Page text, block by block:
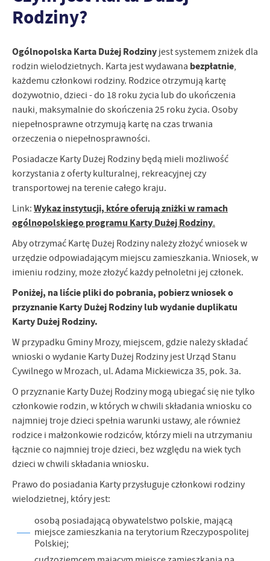
Rodziny?
Ogólnopolska Karta Dużej Rodziny jest systemem zniżek dla
rodzin wielodzietnych. Karta jest wydawana bezpłatnie,
każdemu członkowi rodziny. Rodzice otrzymują kartę
dożywotnio, dzieci - do 18 roku życia lub do ukończenia
nauki, maksymalnie do skończenia 25 roku życia. Osoby
niepełnosprawne otrzymują kartę na czas trwania
orzeczenia o niepełnosprawności.
Posiadacze Karty Dużej Rodziny będą mieli możliwość
korzystania z oferty kulturalnej, rekreacyjnej czy
transportowej na terenie całego kraju.
Link: Wykaz instytucji, które oferują zniżki w ramach
ogólnopolskiego programu Karty Dużej Rodziny.
Aby otrzymać Kartę Dużej Rodziny należy złożyć wniosek w
urzędzie odpowiadającym miejscu zamieszkania. Wniosek, w
imieniu rodziny, może złożyć każdy pełnoletni jej członek.
Poniżej, na liście pliki do pobrania, pobierz wniosek o
przyznanie Karty Dużej Rodziny lub wydanie duplikatu
Karty Dużej Rodziny.
W przypadku Gminy Mrozy, miejscem, gdzie należy składać
wnioski o wydanie Karty Dużej Rodziny jest Urząd Stanu
Cywilnego w Mrozach, ul. Adama Mickiewicza 35, pok. 3a.
O przyznanie Karty Dużej Rodziny mogą ubiegać się nie tylko
członkowie rodzin, w których w chwili składania wniosku co
najmniej troje dzieci spełnia warunki ustawy, ale również
rodzice i małżonkowie rodziców, którzy mieli na utrzymaniu
łącznie co najmniej troje dzieci, bez względu na wiek tych
dzieci w chwili składania wniosku.
Prawo do posiadania Karty przysługuje członkowi rodziny
wielodzietnej, który jest:
osobą posiadającą obywatelstwo polskie, mającą
miejsce zamieszkania na terytorium Rzeczypospolitej
Polskiej;
personalizację określonych funkcjonalności czy prezentowanych
treści.
korzystania z funkcjonalności naszej strony poprzez dopasowanie
jej do Twoich indywidualnych preferencji. Wyrażenie zgody na
funkcjonalne i personalizacyjne pliki cookies gwarantuje
dostępność większej ilości funkcji na stronie.
Analityczne
Analityczne pliki cookies pomagają nam rozwijać się i
dostosowywać do Twoich potrzeb.
Cookies analityczne pozwalają na uzyskanie informacji w zakresie
wykorzystywania witryny internetowej, miejsca oraz częstotliwości,
z jaką odwiedzane są nasze serwisy www. Dane pozwalają nam na
ocenę naszych serwisów internetowych pod względem ich
popularności wśród użytkowników. Zgromadzone informacje są
przetwarzane w formie zanonimizowanej. Wyrażenie zgody na
analityczne pliki cookies gwarantuje dostępność wszystkich
funkcjonalności.
Reklamowe
Dzięki reklamowym plikom cookies prezentujemy Ci najciekawsze
Promocyjne pliki cookies służą do prezentowania Ci naszych
komunikatów na podstawie analizy Twoich upodobań oraz Twoich
zwyczajów dotyczących przeglądanej witryny internetowej. Treści
promocyjne mogą pojawić się na stronach podmiotów trzecich lub
firm będących naszymi partnerami oraz innych dostawców usług.
Firmy te działają w charakterze pośredników prezentujących nasze
treści w postaci wiadomości, ofert, komunikatów mediów
społecznościowych.
Więcej